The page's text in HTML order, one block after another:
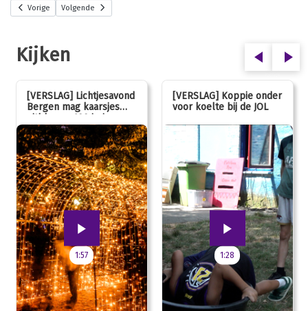
Vorige Volgende
Kijken
[VERSLAG] Lichtjesavond
Bergen mag kaarsjes
uitblazen: 100 jarig
jubileum!
1:57
[VERSLAG] Koppie onder
voor koelte bij de JOL
1:28